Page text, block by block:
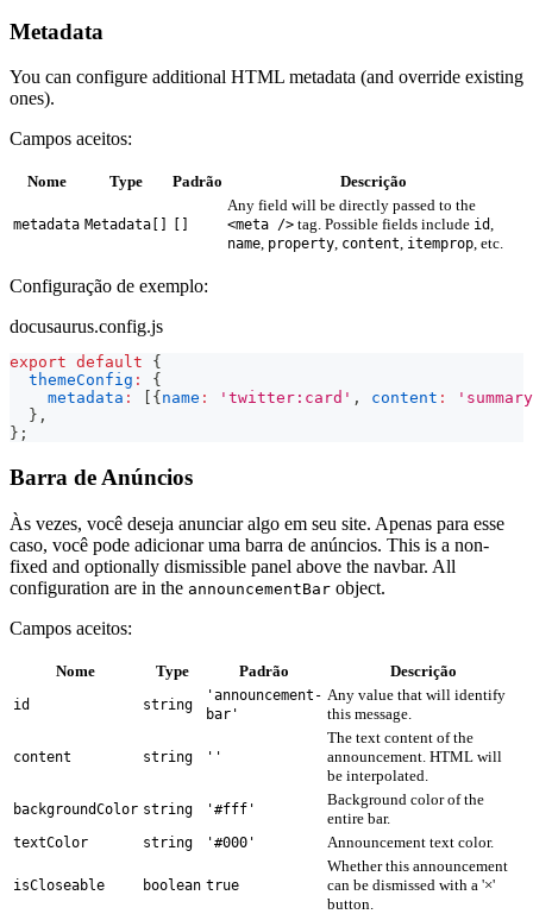
Metadata
You can configure additional HTML metadata (and override existing
ones).
Campos aceitos:
Nome Type Padrão Descrição
metadata Metadata[]
Any field will be directly passed to the
<meta /> tag. Possible fields include id,
name, property, content, itemprop, etc.
Configuração de exemplo:
docusaurus.config.js
export default
{
themeConfig :
{
metadata : { name : 'twitter:card' , content :
} ,
} ;
Barra de Anúncios
Às vezes, você deseja anunciar algo em seu site. Apenas para esse
caso, você pode adicionar uma barra de anúncios. This is a non-
fixed and optionally dismissible panel above the navbar. All
configuration are in the announcementBar object.
Campos aceitos:
Nome Type Padrão Descrição
id string
'announcement-
bar'
Any value that will identify
this message.
content string ''
The text content of the
announcement. HTML will
be interpolated.
backgroundColor string '#fff'
Background color of the
entire bar.
textColor string '#000' Announcement text color.
isCloseable boolean true
Whether this announcement
can be dismissed with a '×'
button.